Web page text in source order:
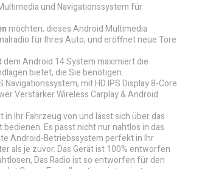
und Navigationssystem für
möchten, dieses Android Multimedia
für Ihres Auto, und eröffnet neue Tore
Android 14 System maximiert die
bietet, die Sie benötigen.
mit HD IPS Display 8-Core
Verstärker Wireless Carplay & Android
Ihr Fahrzeug von und lässt sich über das
Es passt nicht nur nahtlos in das
Android-Betriebssystem perfekt in Ihr
als je zuvor. Das Gerät ist 100% entworfen
Das Radio ist so entworfen für den